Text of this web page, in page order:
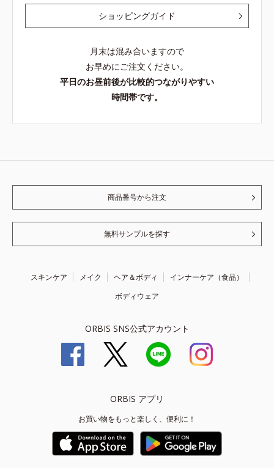
ショッピングガイド
月末は混み合いますので
お早めにご注文ください。
平日のお昼前後が比較的つながりやすい
時間帯です。
商品番号から注文
無料サンプルを探す
スキンケア メイク ヘア＆ボディ
インナーケア（食品）
ボディウェア
ORBIS SNS公式アカウント
ORBIS アプリ
お買い物をもっと楽しく、便利に！